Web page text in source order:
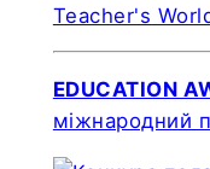
EDUCATION
міжнародний